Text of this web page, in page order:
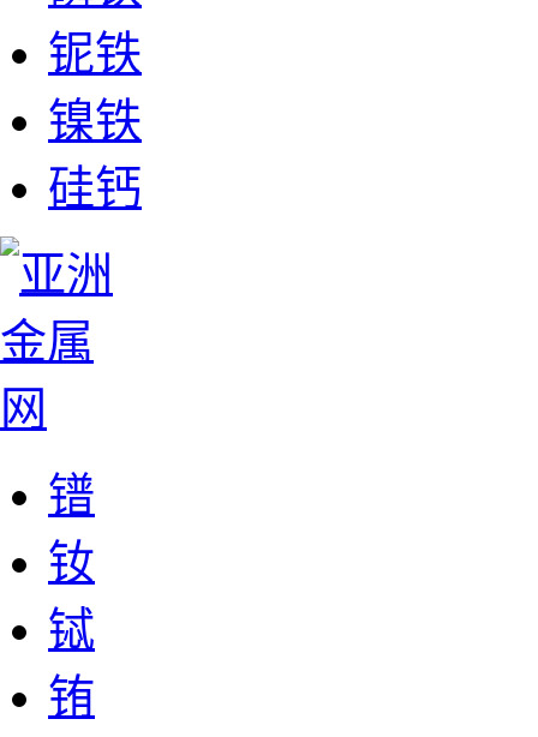
铌铁
镍铁
硅钙
镨
钕
铽
铕